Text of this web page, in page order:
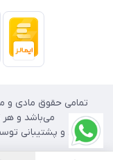
تمامی حقوق مادی
می‌باشد و هر
طراحی و پشتیبانی